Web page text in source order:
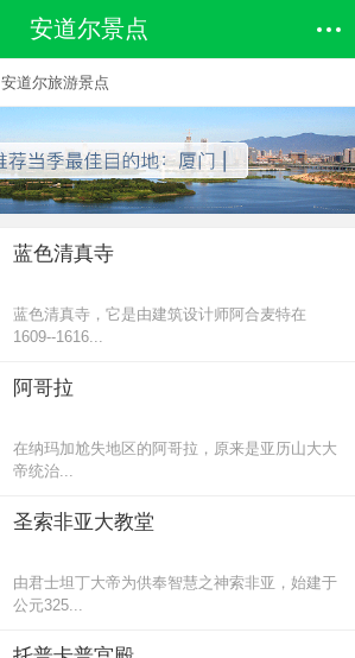
安道尔景点
安道尔旅游景点
蓝色清真寺
蓝色清真寺，它是由建筑设计师阿合麦特在
1609--1616...
阿哥拉
在纳玛加尬失地区的阿哥拉，原来是亚历山大大
帝统治...
圣索非亚大教堂
由君士坦丁大帝为供奉智慧之神索非亚，始建于
公元325...